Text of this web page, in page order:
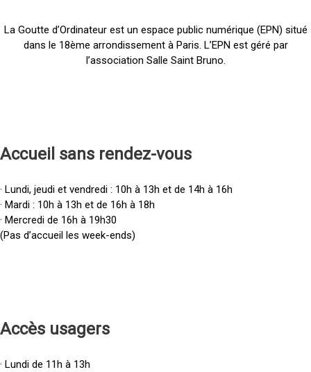
La Goutte d’Ordinateur est un espace public numérique (EPN) situé
dans le 18ème arrondissement à Paris. L’EPN est géré par
l’association Salle Saint Bruno.
Accueil sans rendez-vous
· Lundi, jeudi et vendredi : 10h à 13h et de 14h à 16h
· Mardi : 10h à 13h et de 16h à 18h
· Mercredi de 16h à 19h30
(Pas d’accueil les week-ends)
Accès usagers
· Lundi de 11h à 13h